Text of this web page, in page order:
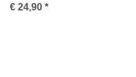
€ 24,90 *